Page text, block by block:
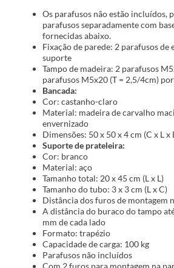
Os parafusos não estão incluídos,
parafusos separadamente com
fornecidas abaixo.
Fixação de parede: 2 parafusos de
suporte
Tampo de madeira: 2 parafusos
parafusos M5x20 (T = 2,5/4cm)
Bancada:
Cor: castanho-claro
Material: madeira de carvalho
envernizado
Dimensões: 50 x 50 x 4 cm (C x L x
Suporte de prateleira:
Cor: branco
Material: aço
Tamanho total: 20 x 45 cm (L x L)
Tamanho do tubo: 3 x 3 cm (L x C)
Distância dos furos de montagem
A distância do buraco do tampo
mm de cada lado
Formato: trapézio
Capacidade de carga: 100 kg
Parafusos não incluídos
Com 2 furos para montagem na